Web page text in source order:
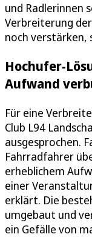
und Radlerinnen
Verbreiterung
noch verstärken,
Hochufer-
Aufwand
Für eine
Club L94
ausgesprochen.
Fahrradfahrer
erheblichem
einer
erklärt. Die
umgebaut und
ein Gefälle von